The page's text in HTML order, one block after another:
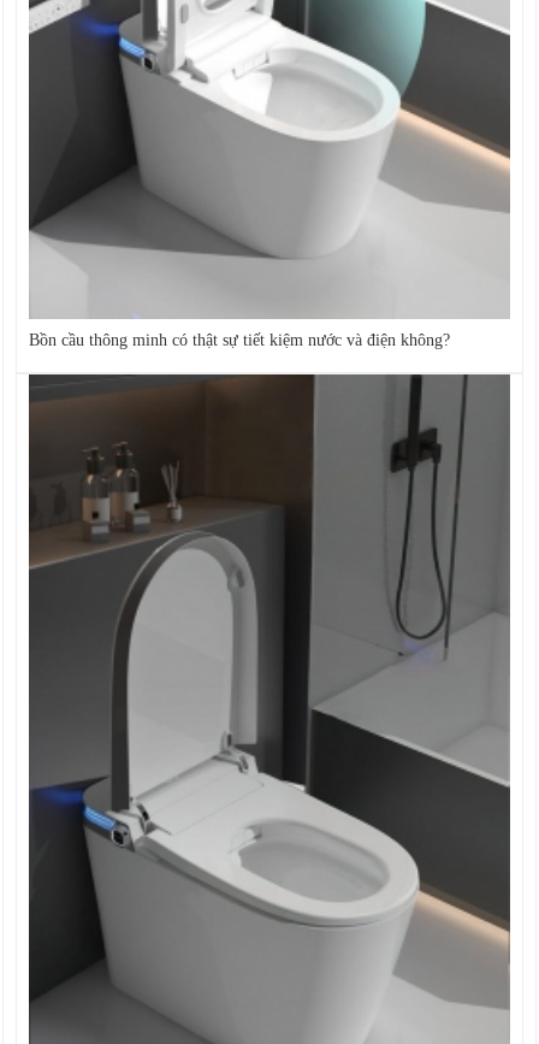
Bồn cầu thông minh có thật sự tiết kiệm nước và điện không?